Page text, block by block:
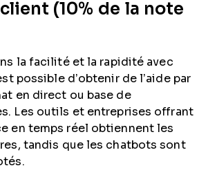
(10% de la note
la facilité et la rapidité avec
possible d’obtenir de l’aide par
en direct ou base de
Les outils et entreprises offrant
en temps réel obtiennent les
tandis que les chatbots sont